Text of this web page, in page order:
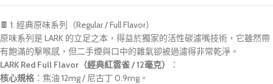
🍫 1. 經典原味系列（Regular / Full Flavor）
原味系列是 LARK 的立足之本，得益於獨家的活性碳濾嘴技術，它雖然帶
有飽滿的擊喉感，但二手煙與口中的雜氣卻被過濾得非常乾淨。
LARK Red Full Flavor（經典紅雲雀 / 12毫克）
：
核心規格 ：焦油 12mg / 尼古丁 0.9mg。